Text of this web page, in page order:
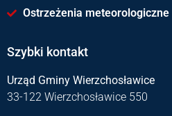
Ostrzeżenia meteorologiczne
Szybki kontakt
Urząd Gminy Wierzchosławice
33-122 Wierzchosławice 550